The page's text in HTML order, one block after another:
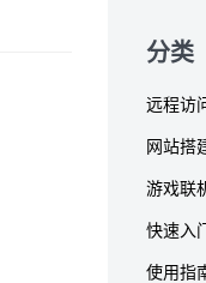
分类
远程访
网站搭
游戏联
快速入
使用指